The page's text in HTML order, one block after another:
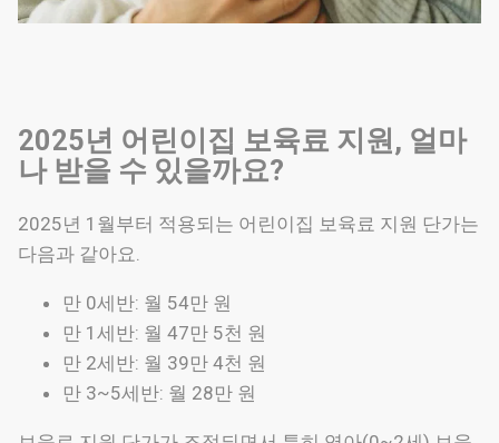
2025년 어린이집 보육료 지원, 얼마
나 받을 수 있을까요?
2025년 1월부터 적용되는 어린이집 보육료 지원 단가는
다음과 같아요.
만 0세반: 월 54만 원
만 1세반: 월 47만 5천 원
만 2세반: 월 39만 4천 원
만 3~5세반: 월 28만 원